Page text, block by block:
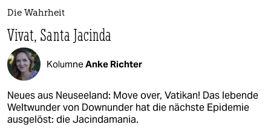
Die Wahrheit
Vivat, Santa Jacinda
KolumneAnke Richter
Neues aus Neuseeland: Move over, Vatikan! Das lebende
Weltwunder von Downunder hat die nächste Epidemie
ausgelöst: die Jacindamania.